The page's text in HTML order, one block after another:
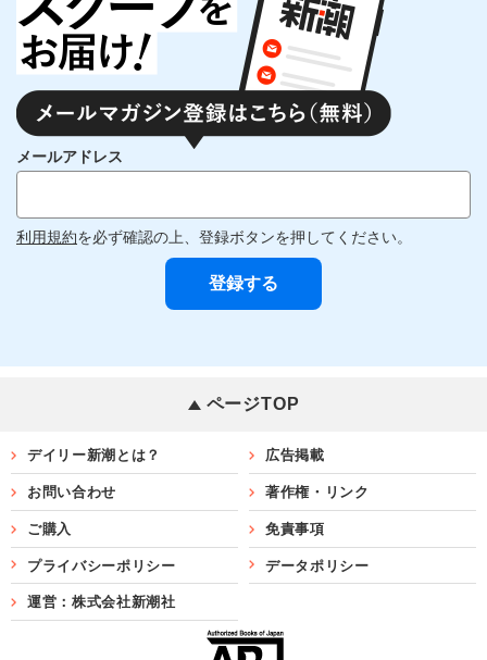
メールアドレス
利用規約を必ず確認の上、登録ボタンを押してください。
ページTOP
デイリー新潮とは？ 広告掲載
お問い合わせ 著作権・リンク
ご購入 免責事項
プライバシーポリシー データポリシー
運営：株式会社新潮社